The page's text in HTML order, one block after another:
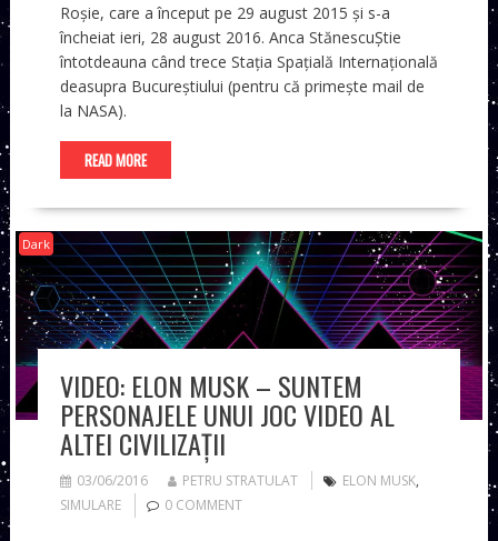
Roșie, care a început pe 29 august 2015 și s-a
încheiat ieri, 28 august 2016. Anca StănescuȘtie
întotdeauna când trece Stația Spațială Internațională
deasupra Bucureștiului (pentru că primește mail de
la NASA).
READ MORE
Dark
VIDEO: ELON MUSK – SUNTEM
PERSONAJELE UNUI JOC VIDEO AL
ALTEI CIVILIZAȚII
03/06/2016 PETRU STRATULAT ELON MUSK,
SIMULARE
0 COMMENT